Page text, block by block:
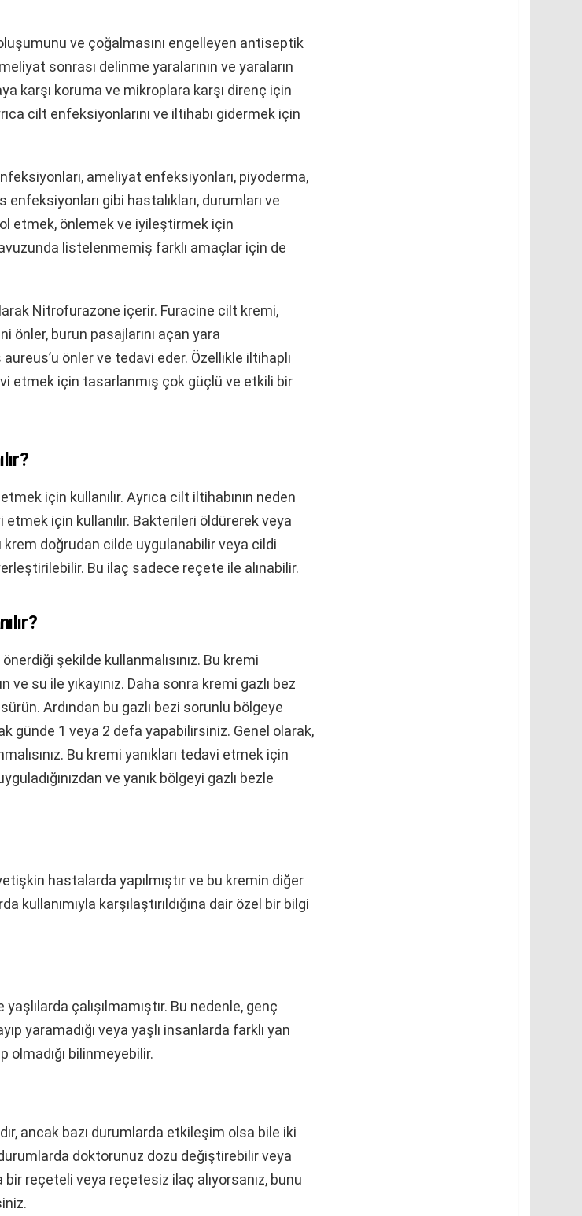
ve çoğalmasını engelleyen antiseptik
sonrası delinme yaralarının ve yaraların
karşı koruma ve mikroplara karşı direnç için
cilt enfeksiyonlarını ve iltihabı gidermek için
ameliyat enfeksiyonları, piyoderma,
enfeksiyonları gibi hastalıkları, durumları ve
etmek, önlemek ve iyileştirmek için
listelenmemiş farklı amaçlar için de
Nitrofurazone içerir. Furacine cilt kremi,
önler, burun pasajlarını açan yara
önler ve tedavi eder. Özellikle iltihaplı
etmek için tasarlanmış çok güçlü ve etkili bir
için kullanılır. Ayrıca cilt iltihabının neden
için kullanılır. Bakterileri öldürerek veya
krem doğrudan cilde uygulanabilir veya cildi
Bu ilaç sadece reçete ile alınabilir.
şekilde kullanmalısınız. Bu kremi
su ile yıkayınız. Daha sonra kremi gazlı bez
Ardından bu gazlı bezi sorunlu bölgeye
günde 1 veya 2 defa yapabilirsiniz. Genel olarak,
Bu kremi yanıkları tedavi etmek için
ve yanık bölgeyi gazlı bezle
hastalarda yapılmıştır ve bu kremin diğer
kullanımıyla karşılaştırıldığına dair özel bir bilgi
çalışılmamıştır. Bu nedenle, genç
yaramadığı veya yaşlı insanlarda farklı yan
olmadığı bilinmeyebilir.
ancak bazı durumlarda etkileşim olsa bile iki
doktorunuz dozu değiştirebilir veya
reçeteli veya reçetesiz ilaç alıyorsanız, bunu